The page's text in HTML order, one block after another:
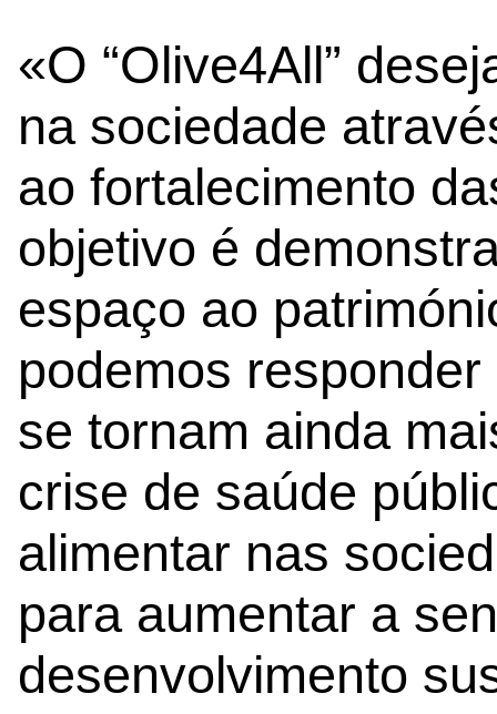
«O “Olive4All”
na sociedade
ao fortalecimento
objetivo é
espaço ao
podemos
se tornam ainda
crise de saúde
alimentar nas
para aumentar a
desenvolvimento